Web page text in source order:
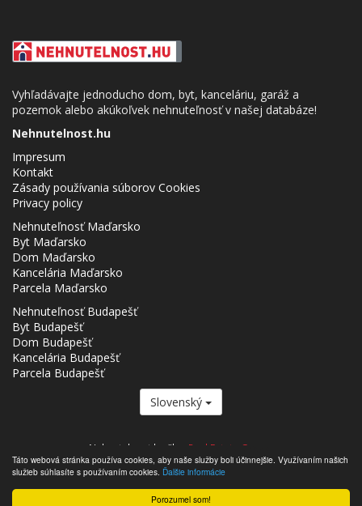
Porozumel som!
Táto webová stránka používa cookies, aby naše služby boli účinnejšie. Využívaním našich
služieb súhlasíte s používaním cookies. Ďalšie informácie
Vyhľadávajte jednoducho dom, byt, kanceláriu, garáž a
pozemok alebo akúkoľvek nehnuteľnosť v našej databáze!
Nehnutelnost.hu
Impresum
Kontakt
Zásady používania súborov Cookies
Privacy policy
Nehnuteľnosť Maďarsko
Byt Maďarsko
Dom Maďarsko
Kancelária Maďarsko
Parcela Maďarsko
Nehnuteľnosť Budapešť
Byt Budapešť
Dom Budapešť
Kancelária Budapešť
Parcela Budapešť
Slovenský
Nehnutelnost.hu člen Real Estate Group.
- Nehnutelnost.hu © 2026 Všetky práva vyhradené